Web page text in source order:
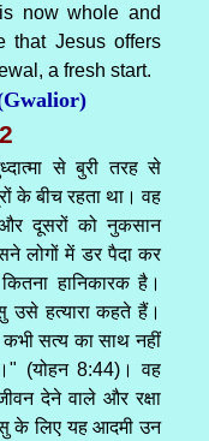
now whole and
that Jesus offers
a fresh start.
से बुरी तरह से
के बीच रहता था। वह
दूसरों को नुकसान
लोगों में डर पैदा कर
हानिकारक है।
हत्यारा कहते हैं।
कभी सत्य का साथ नहीं
(योहन 8:44)। वह
देने वाले और रक्षा
के लिए यह आदमी उन